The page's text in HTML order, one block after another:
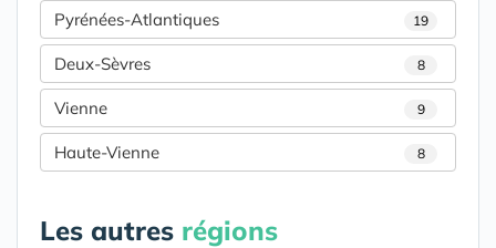
Pyrénées-Atlantiques 19
Deux-Sèvres 8
Vienne 9
Haute-Vienne 8
Les autres régions